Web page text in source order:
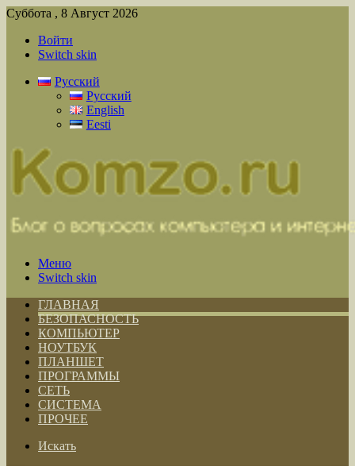
Суббота , 8 Август 2026
Войти
Switch skin
Русский
Русский
English
Eesti
Меню
Switch skin
ГЛАВНАЯ
БЕЗОПАСНОСТЬ
КОМПЬЮТЕР
НОУТБУК
ПЛАНШЕТ
ПРОГРАММЫ
СЕТЬ
СИСТЕМА
ПРОЧЕЕ
Искать